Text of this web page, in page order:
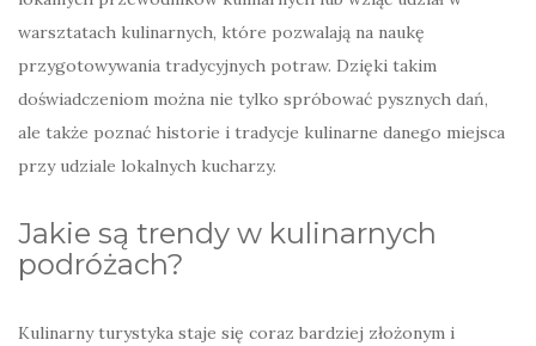
warsztatach kulinarnych, które pozwalają na naukę
przygotowywania tradycyjnych potraw. Dzięki takim
doświadczeniom można nie tylko spróbować pysznych dań,
ale także poznać historie i tradycje kulinarne danego miejsca
przy udziale lokalnych kucharzy.
Jakie są trendy w kulinarnych
podróżach?
Kulinarny turystyka staje się coraz bardziej złożonym i